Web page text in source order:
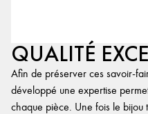
QUALITÉ
Afin de préserver ces savoir-
développé une expertise
chaque pièce. Une fois le